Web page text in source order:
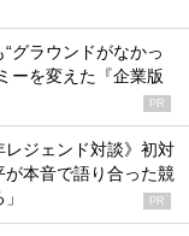
グラウンドがなかっ
ーを変えた『企業版
PR
レジェンド対談》初対
本音で語り合った競
PR